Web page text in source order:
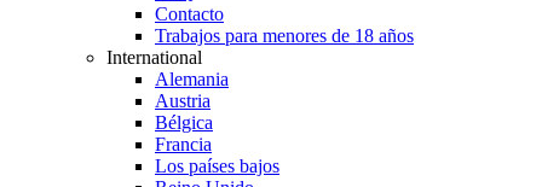
Contacto
Trabajos para menores de 18 años
International
Alemania
Austria
Bélgica
Francia
Los países bajos